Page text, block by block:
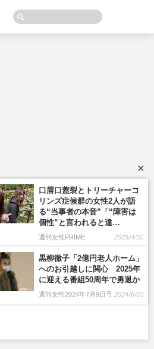
×
口唇口蓋裂とトリーチャーコ
リンズ症候群の女性2人が語
る“当事者の本音”「“障害は
個性”と言われると違…
週刊女性PRIME 2025/4/20
黒柳徹子「2億円老人ホーム」
へのお引越しに関心 2025年
に迎える番組50周年で勇退か
週刊女性2024年7月9日号 2024/6/25